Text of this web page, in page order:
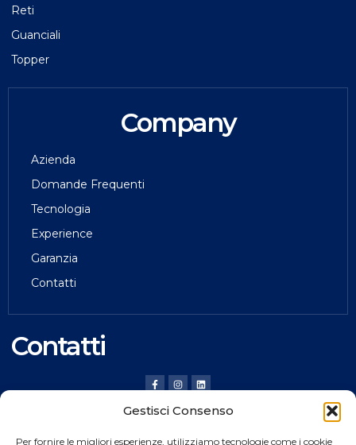
Gestisci Consenso
Per fornire le migliori esperienze, utilizziamo tecnologie come i cookie
Reti
Guanciali
Topper
Company
Azienda
Domande Frequenti
Tecnologia
Experience
Garanzia
Contatti
Contatti
HILDING ANDERS ITALY SRL